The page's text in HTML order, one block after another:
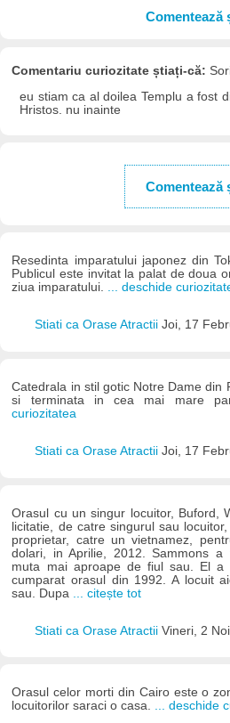
Comentează
Comentariu curiozitate știați-că:
eu stiam ca al doilea Templu a fost
Hristos. nu inainte
Comentează
Resedinta imparatului japonez din
Publicul este invitat la palat de doua
ziua imparatului. ... deschide
Stiati ca Orase Atractii Joi, 17
Catedrala in stil gotic Notre Dame din
si terminata in cea mai mare
curiozitatea
Stiati ca Orase Atractii Joi, 17
Orasul cu un singur locuitor, Buford,
licitatie, de catre singurul sau
proprietar, catre un vietnamez,
dolari, in Aprilie, 2012. Sammons
muta mai aproape de fiul sau. El
cumparat orasul din 1992. A locuit
sau. Dupa
... citește tot
Stiati ca Orase Atractii Vineri, 2
Orasul celor morti din Cairo este o
locuitorilor saraci o casa. ... deschide